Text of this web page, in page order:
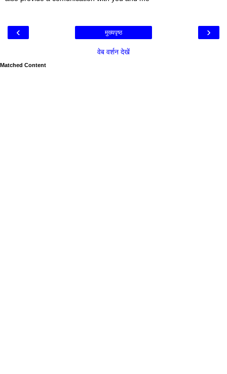
‹ ›
मुख्यपृष्ठ
वेब वर्शन देखें
Matched Content